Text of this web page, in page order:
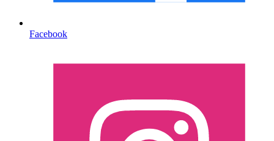
Facebook